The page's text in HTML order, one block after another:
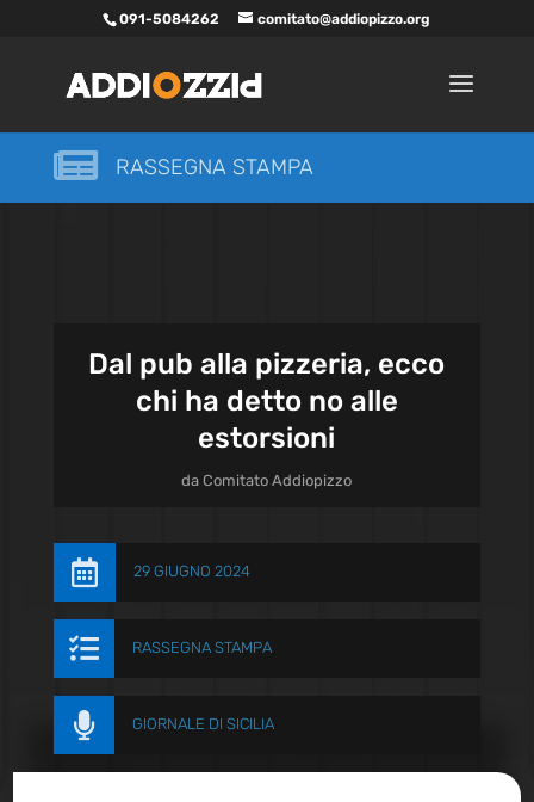
091-5084262 comitato@addiopizzo.org
 RASSEGNA STAMPA
Dal pub alla pizzeria, ecco
chi ha detto no alle
estorsioni
daComitato Addiopizzo
 29 GIUGNO 2024
 RASSEGNA STAMPA
 GIORNALE DI SICILIA